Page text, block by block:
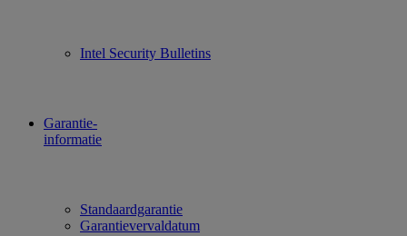
Intel Security Bulletins
Garantie-
informatie
Standaardgarantie
Garantievervaldatum